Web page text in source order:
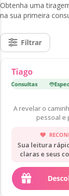
Obtenha uma
na sua primeira
Filtrar
Tiago
Consultas
A revelar o
pessoal e
Sua leitura
claras e seus